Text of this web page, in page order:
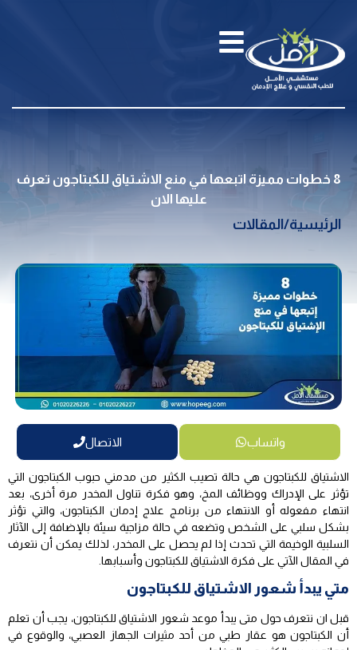
8 خطوات مميزة اتبعها في منع الاشتياق للكبتاجون تعرف
عليها الان
الرئيسية/المقالات
واتساب الاتصال
الاشتياق للكبتاجون هي حالة تصيب الكثير من مدمني حبوب الكبتاجون التي
تؤثر على الإدراك ووظائف المخ، وهو فكرة تناول المخدر مرة أخرى، بعد
انتهاء مفعوله أو الانتهاء من برنامج علاج إدمان الكبتاجون، والتي تؤثر
بشكل سلبي على الشخص وتضعه في حالة مزاجية سيئة بالإضافة إلى الآثار
السلبية الوخيمة التي تحدث إذا لم يحصل على المخدر، لذلك يمكن أن نتعرف
في المقال الآتي على فكرة الاشتياق للكبتاجون وأسبابها.
متي يبدأ شعور الاشتياق للكبتاجون
قبل ان نتعرف حول متى يبدأ موعد شعور الاشتياق للكبتاجون، يجب أن تعلم
أن الكبتاجون هو عقار طبي من أحد مثيرات الجهاز العصبي، والوقوع في